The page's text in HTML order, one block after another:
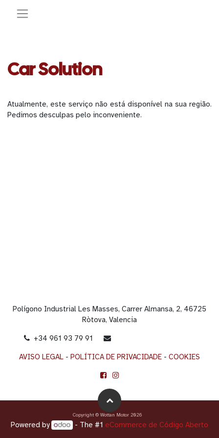
Car Solution
Atualmente, este serviço não está disponível na sua região.
Pedimos desculpas pelo inconveniente.
Polígono Industrial Les Masses, Carrer Almansa, 2, 46725
Ròtova, Valencia
+34 961 93 79 91
AVISO LEGAL - POLÍTICA DE PRIVACIDADE - COOKIES
Copyright © Wottan Motor 2026
Powered by - The #1 eCommerce de Código Aberto